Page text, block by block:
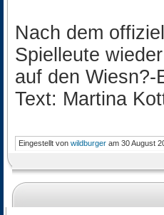
Nach dem
Spielleute
auf den Wiesn?-
Text: Martina
Eingestellt von wildburger am 30 August